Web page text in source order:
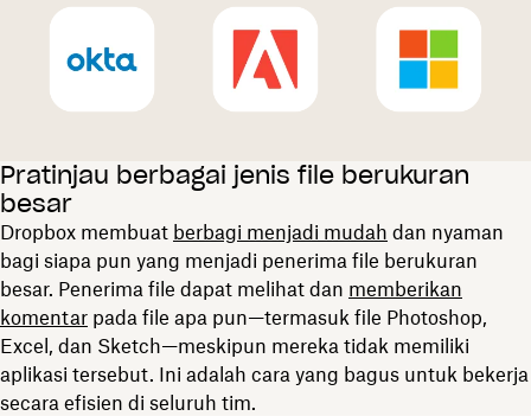
Pratinjau berbagai jenis file berukuran
besar
Dropbox membuat berbagi menjadi mudah dan nyaman
bagi siapa pun yang menjadi penerima file berukuran
besar. Penerima file dapat melihat dan memberikan
komentar pada file apa pun—termasuk file Photoshop,
Excel, dan Sketch—meskipun mereka tidak memiliki
aplikasi tersebut. Ini adalah cara yang bagus untuk bekerja
secara efisien di seluruh tim.